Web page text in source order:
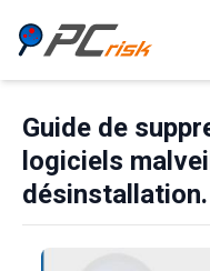
Guide de
logiciels
désinstallation.